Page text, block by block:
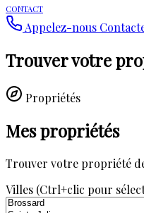
CONTACT
Appelez-nous
Trouver votre
Propriétés
Mes propriétés
Trouver votre propriété
Villes (Ctrl+clic pour